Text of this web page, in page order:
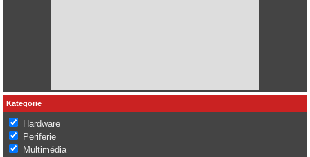
Kategorie
Hardware
Periferie
Multimédia